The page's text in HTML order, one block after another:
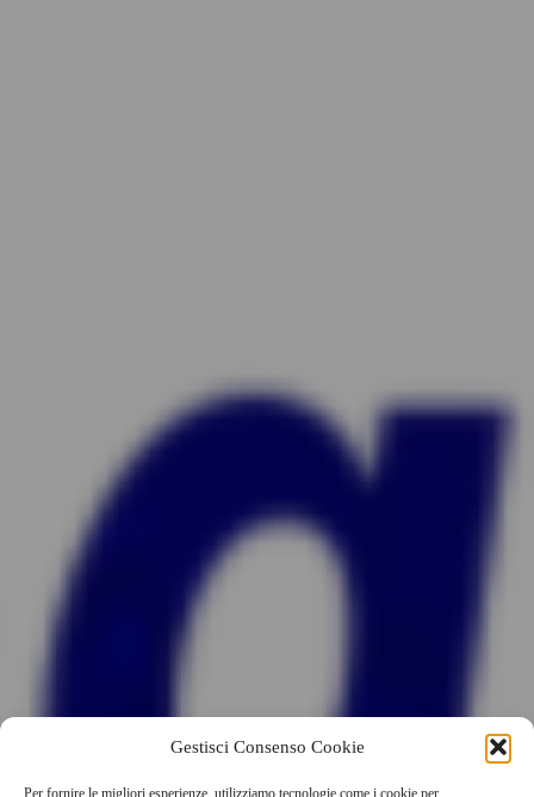
Gestisci Consenso Cookie
Per fornire le migliori esperienze, utilizziamo tecnologie come i cookie per